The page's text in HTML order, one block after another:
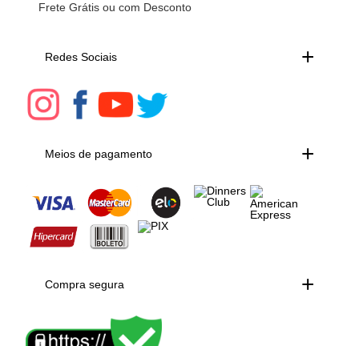
Frete Grátis ou com Desconto
Redes Sociais
Meios de pagamento
Compra segura